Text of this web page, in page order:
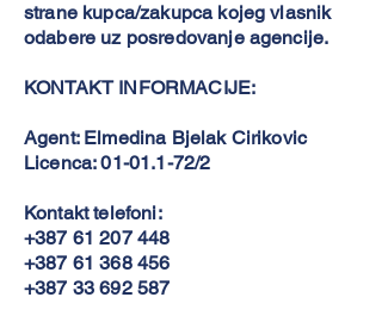
strane kupca/zakupca kojeg vlasnik
odabere uz posredovanje agencije.
KONTAKT INFORMACIJE:
Agent: Elmedina Bjelak Cirikovic
Licenca:01-01.1-72/2
Kontakt telefoni:
+387 61 207 448
+387 61 368 456
+387 33 692 587